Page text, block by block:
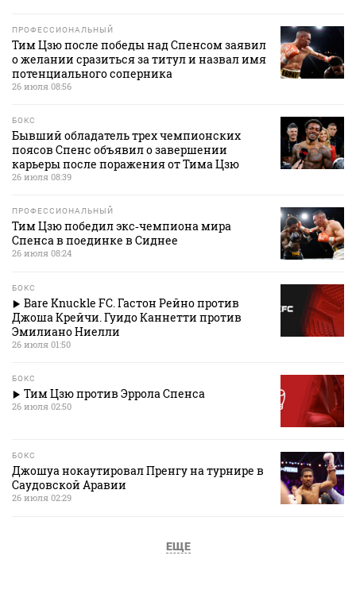
ПРОФЕССИОНАЛЬНЫЙ
Тим Цзю после победы над Спенсом заявил
о желании сразиться за титул и назвал имя
потенциального соперника
26 июля 08:56
БОКС
Бывший обладатель трех чемпионских
поясов Спенс объявил о завершении
карьеры после поражения от Тима Цзю
26 июля 08:39
ПРОФЕССИОНАЛЬНЫЙ
Тим Цзю победил экс‑чемпиона мира
Спенса в поединке в Сиднее
26 июля 08:24
БОКС
Bare Knuckle FC. Гастон Рейно против
Джоша Крейчи. Гуидо Каннетти против
Эмилиано Ниелли
26 июля 01:50
БОКС
Тим Цзю против Эррола Спенса
26 июля 02:50
БОКС
Джошуа нокаутировал Пренгу на турнире в
Саудовской Аравии
26 июля 02:29
ЕЩЕ